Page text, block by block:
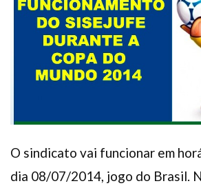
O sindicato vai funcionar em
dia 08/07/2014, jogo do Brasil.
Plano de Saúde
Assistência Funeral
Pós-graduação
FacebookInstagramTwitter